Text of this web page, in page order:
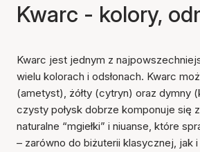
Kwarc - kolory,
Kwarc jest jednym z
wielu kolorach i odsłonach. Kwarc
(ametyst), żółty (cytryn) oraz dymny
czysty połysk dobrze komponuje się
naturalne “mgiełki” i niuanse, które
– zarówno do biżuterii klasycznej, jak